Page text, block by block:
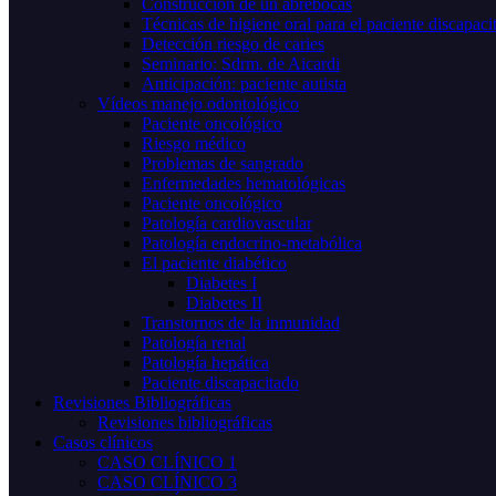
Construcción de un abrebocas
Técnicas de higiene oral para el paciente
Detección riesgo de caries
Seminario: Sdrm. de Aicardi
Anticipación: paciente autista
Vídeos manejo odontológico
Paciente oncológico
Riesgo médico
Problemas de sangrado
Enfermedades hematológicas
Paciente oncológico
Patología cardiovascular
Patología endocrino-metabólica
El paciente diabético
Diabetes I
Diabetes II
Transtornos de la inmunidad
Patología renal
Patología hepática
Paciente discapacitado
Revisiones Bibliográficas
Revisiones bibliográficas
Casos clínicos
CASO CLÍNICO 1
CASO CLÍNICO 3